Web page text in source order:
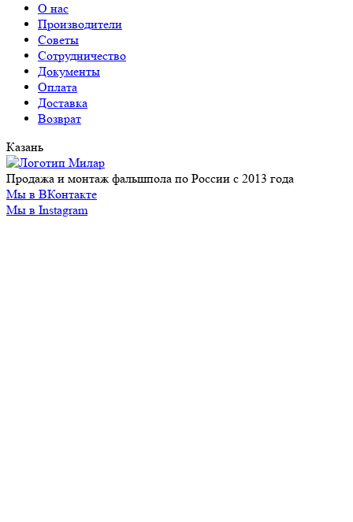
О нас
Производители
Советы
Сотрудничество
Документы
Оплата
Доставка
Возврат
Казань
Продажа и монтаж фальшпола по России с 2013 года
Мы в ВКонтакте
Мы в Instagram